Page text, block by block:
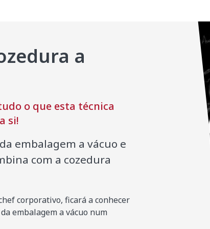
mm
a
o que esta técnica
si!
embalagem a vácuo e
com a cozedura
corporativo, ficará a conhecer
embalagem a vácuo num